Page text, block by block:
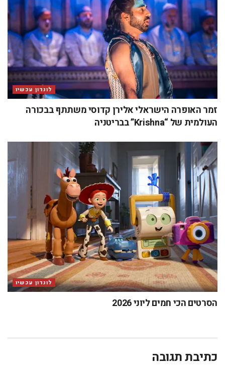
לונדון עכשיו
זמר האופרה הישראלי אלירן קדוסי משתתף בבכורה
העולמית של “Krishna” בבריטניה
לונדון עכשיו
הסרטים הכי חמים ליוני 2026
כתיבת תגובה